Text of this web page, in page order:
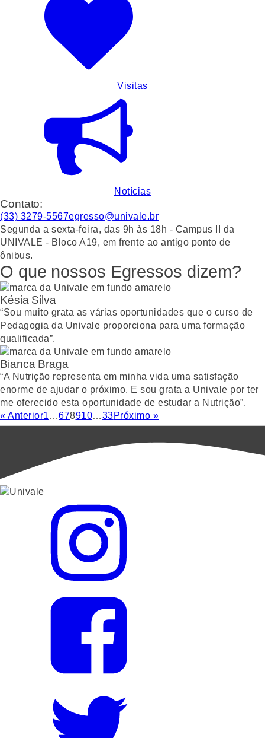
Visitas
Notícias
Contato:
(33) 3279-5567egresso@univale.br
Segunda a sexta-feira, das 9h às 18h - Campus II da
UNIVALE - Bloco A19, em frente ao antigo ponto de
ônibus.
O que nossos Egressos dizem?
Késia Silva
“Sou muito grata as várias oportunidades que o curso de
Pedagogia da Univale proporciona para uma formação
qualificada”.
Bianca Braga
“A Nutrição representa em minha vida uma satisfação
enorme de ajudar o próximo. E sou grata a Univale por ter
me oferecido esta oportunidade de estudar a Nutrição”.
« Anterior1 …678910…33Próximo »